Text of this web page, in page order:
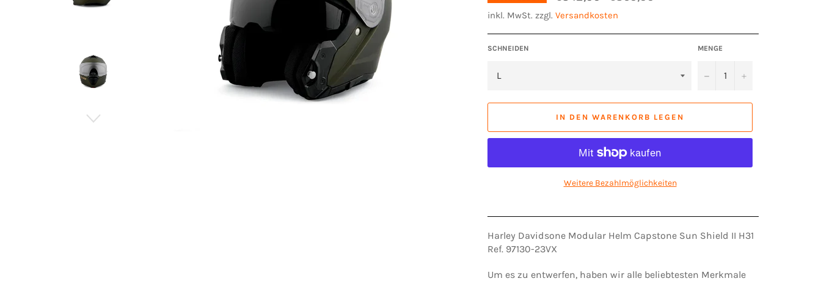
Preis
inkl. MwSt. zzgl. Versandkosten
SCHNEIDEN MENGE
− +
IN DEN WARENKORB LEGEN
Weitere Bezahlmöglichkeiten
Harley Davidsone Modular Helm Capstone Sun Shield II H31
Ref. 97130-23VX
Um es zu entwerfen, haben wir alle beliebtesten Merkmale